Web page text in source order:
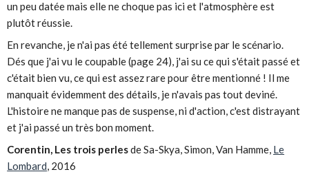
un peu datée mais elle ne choque pas ici et l'atmosphère est
plutôt réussie.
En revanche, je n'ai pas été tellement surprise par le scénario.
Dés que j'ai vu le coupable (page 24), j'ai su ce qui s'était passé et
c'était bien vu, ce qui est assez rare pour être mentionné ! Il me
manquait évidemment des détails, je n'avais pas tout deviné.
L'histoire ne manque pas de suspense, ni d'action, c'est distrayant
et j'ai passé un très bon moment.
Corentin, Les trois perlesde Sa-Skya, Simon, Van Hamme, Le
Lombard, 2016